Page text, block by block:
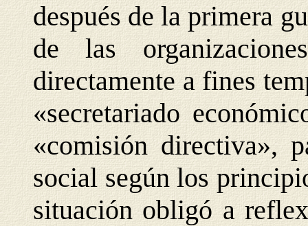
después de la primera
de las
directamente a fines
«secretariado
«comisión directiva»,
social según los
situación obligó a